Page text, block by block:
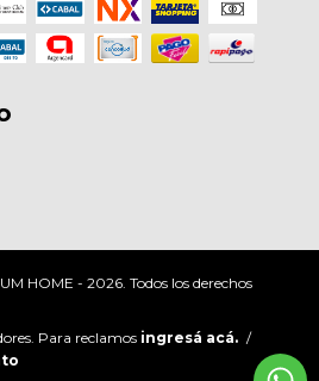
HOME - 2026. Todos los derechos
Para reclamos ingresá acá. /